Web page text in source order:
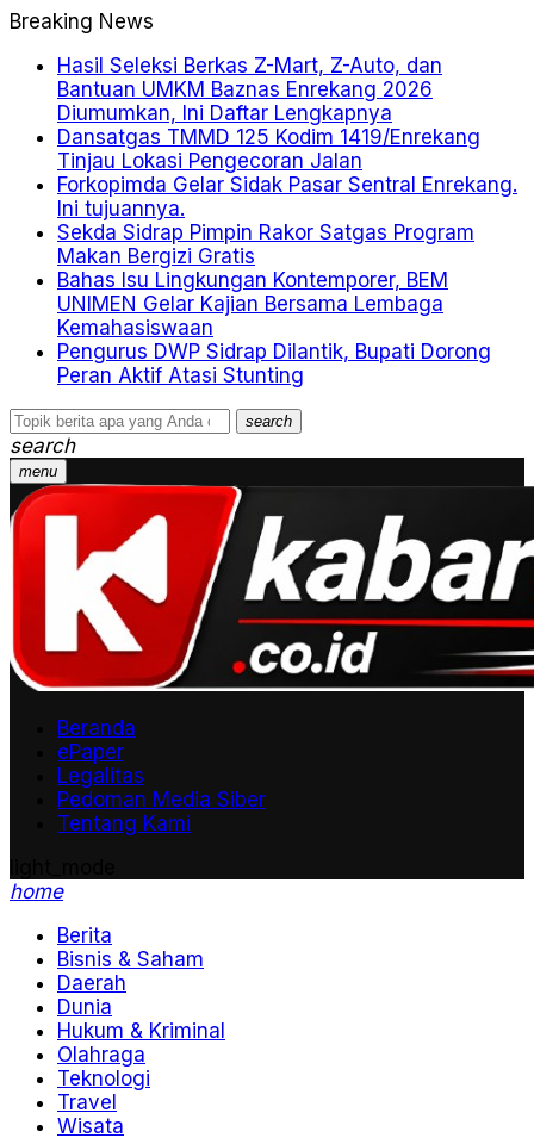
Breaking News
Hasil Seleksi Berkas Z-Mart, Z-Auto, dan
Bantuan UMKM Baznas Enrekang 2026
Diumumkan, Ini Daftar Lengkapnya
Dansatgas TMMD 125 Kodim 1419/Enrekang
Tinjau Lokasi Pengecoran Jalan
Forkopimda Gelar Sidak Pasar Sentral Enrekang.
Ini tujuannya.
Sekda Sidrap Pimpin Rakor Satgas Program
Makan Bergizi Gratis
Bahas Isu Lingkungan Kontemporer, BEM
UNIMEN Gelar Kajian Bersama Lembaga
Kemahasiswaan
Pengurus DWP Sidrap Dilantik, Bupati Dorong
Peran Aktif Atasi Stunting
search
search
menu
Beranda
ePaper
Legalitas
Pedoman Media Siber
Tentang Kami
home
Berita
Bisnis & Saham
Daerah
Dunia
Hukum & Kriminal
Olahraga
Teknologi
Travel
Wisata